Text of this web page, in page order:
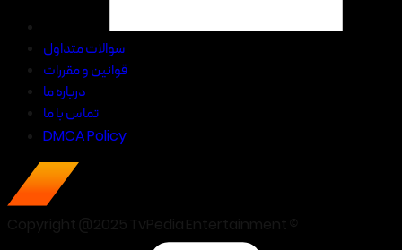
سوالات متداول
قوانین و مقررات
درباره ما
تماس با ما
DMCA Policy